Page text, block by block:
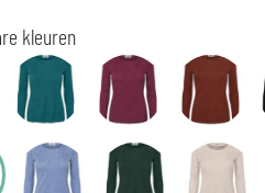
kleuren